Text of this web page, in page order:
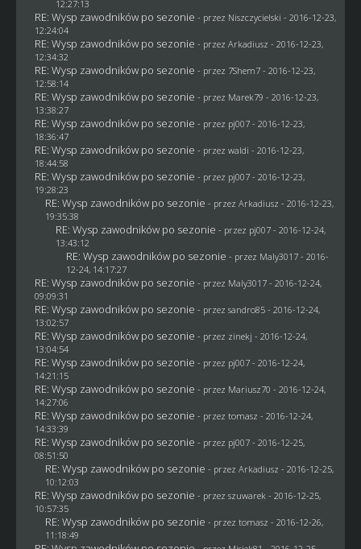
12:27:13
RE: Wysp zawodników po sezonie - przez Niszczycielski - 2016-12-23,
12:24:04
RE: Wysp zawodników po sezonie - przez Arkadiusz - 2016-12-23,
12:34:32
RE: Wysp zawodników po sezonie - przez 7Shem7- 2016-12-23,
12:58:14
RE: Wysp zawodników po sezonie - przez Marek79 - 2016-12-23,
13:38:27
RE: Wysp zawodników po sezonie - przez pj007- 2016-12-23,
18:36:47
RE: Wysp zawodników po sezonie - przez waldi - 2016-12-23,
18:44:58
RE: Wysp zawodników po sezonie - przez pj007- 2016-12-23,
19:28:23
RE: Wysp zawodników po sezonie - przez Arkadiusz - 2016-12-23,
19:35:38
RE: Wysp zawodników po sezonie - przez pj007- 2016-12-24,
13:43:12
RE: Wysp zawodników po sezonie - przez Maly3017- 2016-
12-24, 14:17:27
RE: Wysp zawodników po sezonie - przez Maly3017- 2016-12-24,
09:09:31
RE: Wysp zawodników po sezonie - przez sandro85- 2016-12-24,
13:02:57
RE: Wysp zawodników po sezonie - przez zinekj - 2016-12-24,
13:04:54
RE: Wysp zawodników po sezonie - przez pj007- 2016-12-24,
14:21:15
RE: Wysp zawodników po sezonie - przez Mariusz70 - 2016-12-24,
14:27:06
RE: Wysp zawodników po sezonie - przez tomasz - 2016-12-24,
14:33:39
RE: Wysp zawodników po sezonie - przez pj007- 2016-12-25,
08:51:50
RE: Wysp zawodników po sezonie - przez Arkadiusz - 2016-12-25,
10:12:03
RE: Wysp zawodników po sezonie - przez szuwarek - 2016-12-25,
10:57:35
RE: Wysp zawodników po sezonie - przez tomasz - 2016-12-26,
11:18:49